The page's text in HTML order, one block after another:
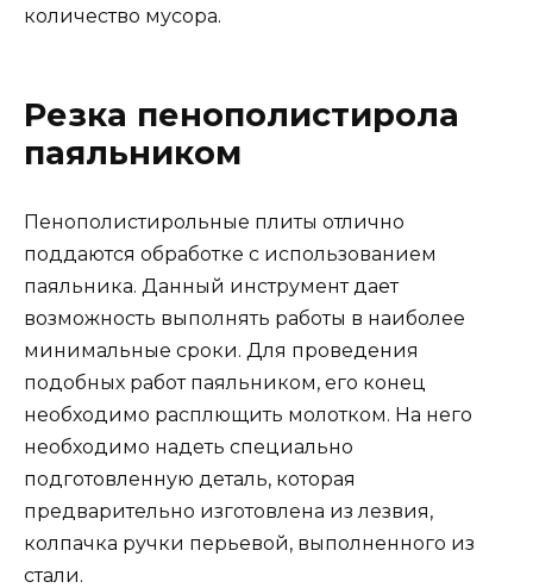
количество мусора.
Резка пенополистирола
паяльником
Пенополистирольные плиты отлично
поддаются обработке с использованием
паяльника. Данный инструмент дает
возможность выполнять работы в наиболее
минимальные сроки. Для проведения
подобных работ паяльником, его конец
необходимо расплющить молотком. На него
необходимо надеть специально
подготовленную деталь, которая
предварительно изготовлена из лезвия,
колпачка ручки перьевой, выполненного из
стали.